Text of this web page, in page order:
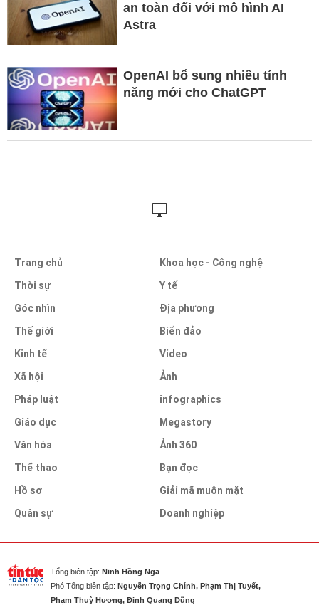
an toàn đối với mô hình AI
Astra
OpenAI bổ sung nhiều tính
năng mới cho ChatGPT
Trang chủ
Thời sự
Góc nhìn
Thế giới
Kinh tế
Xã hội
Pháp luật
Giáo dục
Văn hóa
Thể thao
Hồ sơ
Quân sự
Khoa học - Công nghệ
Y tế
Địa phương
Biển đảo
Video
Ảnh
infographics
Megastory
Ảnh 360
Bạn đọc
Giải mã muôn mặt
Doanh nghiệp
Tổng biên tập: Ninh Hồng Nga
Phó Tổng biên tập: Nguyễn Trọng Chính, Phạm Thị Tuyết,
Phạm Thuỳ Hương, Đinh Quang Dũng